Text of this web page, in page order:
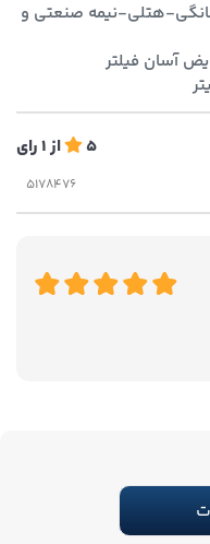
هتلی-نیمه صنعتی و
آسان فیلتر
5 از1رای